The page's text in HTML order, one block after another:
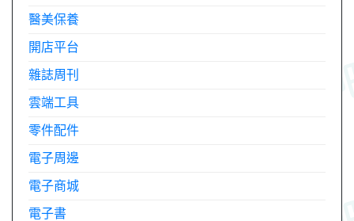
醫美保養
開店平台
雜誌周刊
雲端工具
零件配件
電子周邊
電子商城
電子書